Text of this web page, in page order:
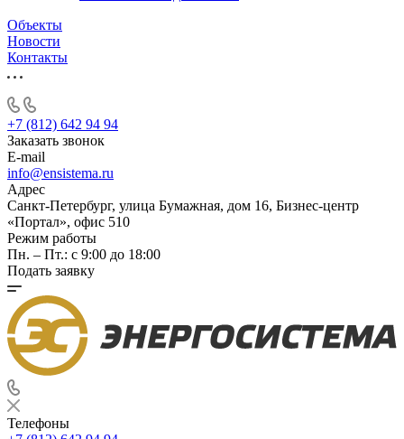
Объекты
Новости
Контакты
+7 (812) 642 94 94
Заказать звонок
E-mail
info@ensistema.ru
Адрес
Санкт-Петербург, улица Бумажная, дом 16, Бизнес-центр
«Портал», офис 510
Режим работы
Пн. – Пт.: с 9:00 до 18:00
Подать заявку
Телефоны